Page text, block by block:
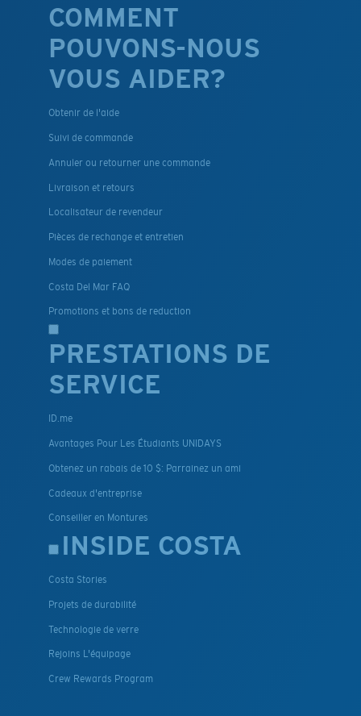
COMMENT
POUVONS-NOUS
VOUS AIDER?
Obtenir de l'aide
Suivi de commande
Annuler ou retourner une commande
Livraison et retours
Localisateur de revendeur
Pièces de rechange et entretien
Modes de paiement
Costa Del Mar FAQ
Promotions et bons de reduction
PRESTATIONS DE
SERVICE
ID.me
Avantages Pour Les Étudiants UNIDAYS
Obtenez un rabais de 10 $: Parrainez un ami
Cadeaux d'entreprise
Conseiller en Montures
INSIDE COSTA
Costa Stories
Projets de durabilité
Technologie de verre
Rejoins L'équipage
Crew Rewards Program